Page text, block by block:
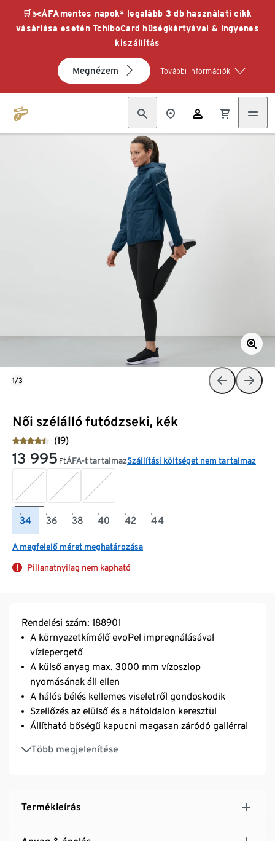
🛒✂️ÁFAmentes napok* legalább 3 db használati cikk
vásárlása esetén TchiboCard hűségkártyával & ingyenes
kiszállítás
Megnézem További információk
Női szélálló futódzseki, kék
(19)
13 995 FtÁFA-t tartalmazSzállítási költséget nem tartalmaz
34 36 38 40 42 44
A megfelelő méret meghatározása
Pillanatnyilag nem kapható
1/3
Rendelési szám: 188901
A környezetkímélő evoPel impregnálásával
vízlepergető
A külső anyag max. 3000 mm vízoszlop
nyomásának áll ellen
A hálós bélés kellemes viseletről gondoskodik
Szellőzés az elülső és a hátoldalon keresztül
Állítható bőségű kapucni magasan záródó gallérral
Több megjelenítése
Rugalmas alsó szegély és ujjvég
2 cipzáras, bevágott zseb oldalt
Termékleírás